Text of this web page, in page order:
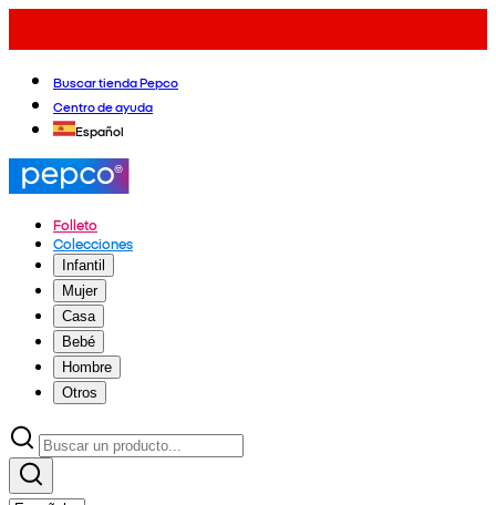
Buscar tienda Pepco
Centro de ayuda
Español
Folleto
Colecciones
Infantil
Mujer
Casa
Bebé
Hombre
Otros